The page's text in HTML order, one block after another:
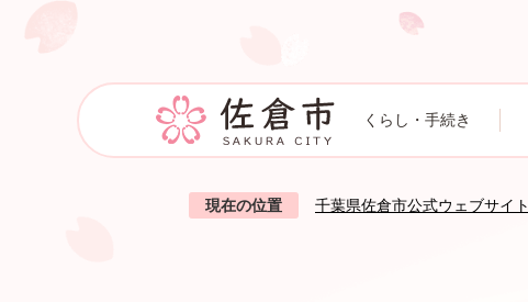
くらし・手続き
現在の位置 千葉県佐倉市公式ウェブサイト